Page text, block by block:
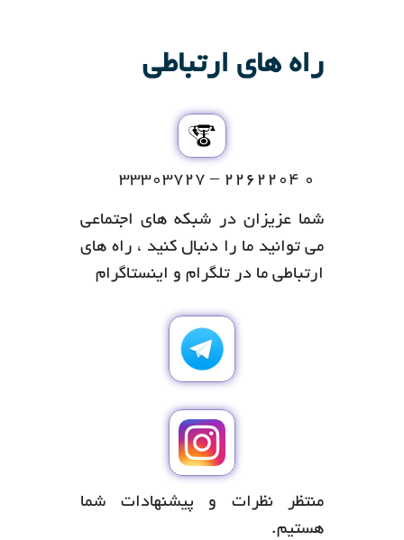
راه های ارتباطی
شما عزیزان در شبکه های اجتماعی
می توانید ما را دنبال کنید ، راه های
ارتباطی ما در تلگرام و اینستاگرام
منتظر نظرات و پیشنهادات شما
هستیم.